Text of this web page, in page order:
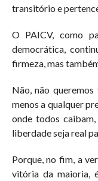
transitório e
O PAICV, como
democrática,
firmeza, mas
Não, não
menos a qualquer
onde todos
liberdade seja real
Porque, no fim, a
vitória da maioria,